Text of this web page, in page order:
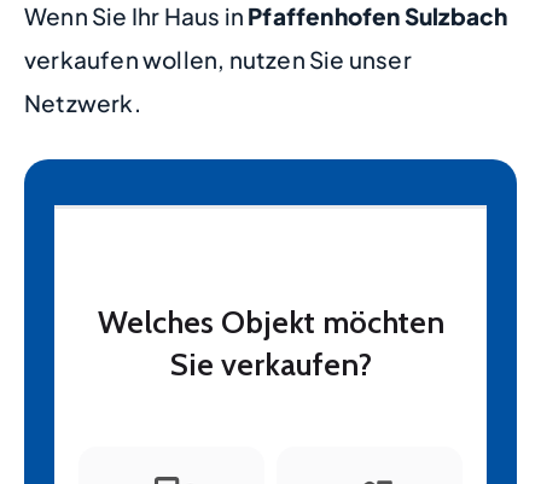
Wenn Sie Ihr Haus in Pfaffenhofen Sulzbach
verkaufen wollen, nutzen Sie unser
Netzwerk.